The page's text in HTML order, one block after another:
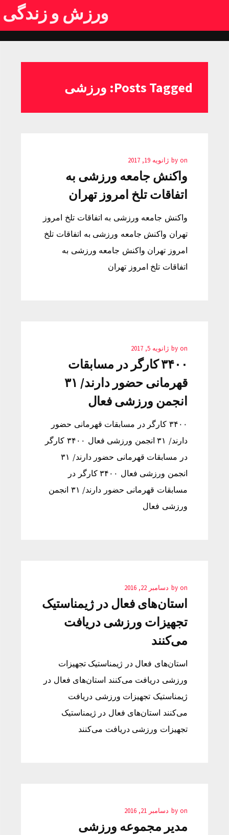
ورزش و زندگی
Posts Tagged: ورزشی
by on ژانویه 19, 2017
واکنش جامعه ورزشی به
اتفاقات تلخ امروز تهران
واکنش جامعه ورزشی به اتفاقات تلخ امروز
تهران واکنش جامعه ورزشی به اتفاقات تلخ
امروز تهران واکنش جامعه ورزشی به
اتفاقات تلخ امروز تهران
by on ژانویه 5, 2017
۳۴۰۰ کارگر در مسابقات
قهرمانی حضور دارند/ ۳۱
انجمن ورزشی فعال
۳۴۰۰ کارگر در مسابقات قهرمانی حضور
دارند/ ۳۱ انجمن ورزشی فعال ۳۴۰۰ کارگر
در مسابقات قهرمانی حضور دارند/ ۳۱
انجمن ورزشی فعال ۳۴۰۰ کارگر در
مسابقات قهرمانی حضور دارند/ ۳۱ انجمن
ورزشی فعال
by on دسامبر 22, 2016
استان‌های فعال در ژیمناستیک
تجهیزات ورزشی دریافت
می‌کنند
استان‌های فعال در ژیمناستیک تجهیزات
ورزشی دریافت می‌کنند استان‌های فعال در
ژیمناستیک تجهیزات ورزشی دریافت
می‌کنند استان‌های فعال در ژیمناستیک
تجهیزات ورزشی دریافت می‌کنند
by on دسامبر 21, 2016
مدیر مجموعه ورزشی